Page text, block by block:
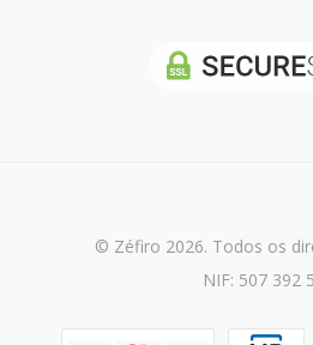
© Zéfiro 2026. Todos os
NIF: 507 392